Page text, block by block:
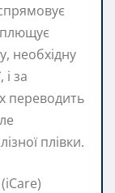
необхідну
за
переводить
плівки.